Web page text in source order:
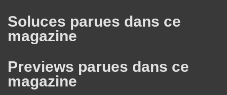
Soluces parues dans ce
magazine
Previews parues dans ce
magazine